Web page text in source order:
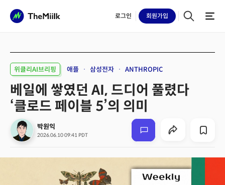
로그인 회원가입
위클리AI브리핑 애플 삼성전자 ANTHROPIC
베일에 쌓였던 AI, 드디어 풀렸다
‘클로드 페이블 5’의 의미
박원익
2026.06.10 09:41 PDT